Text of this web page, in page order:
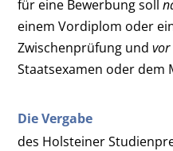
für eine Bewerbung soll
einem Vordiplom oder
Zwischenprüfung und vor
Staatsexamen oder dem
Die Vergabe
des Holsteiner